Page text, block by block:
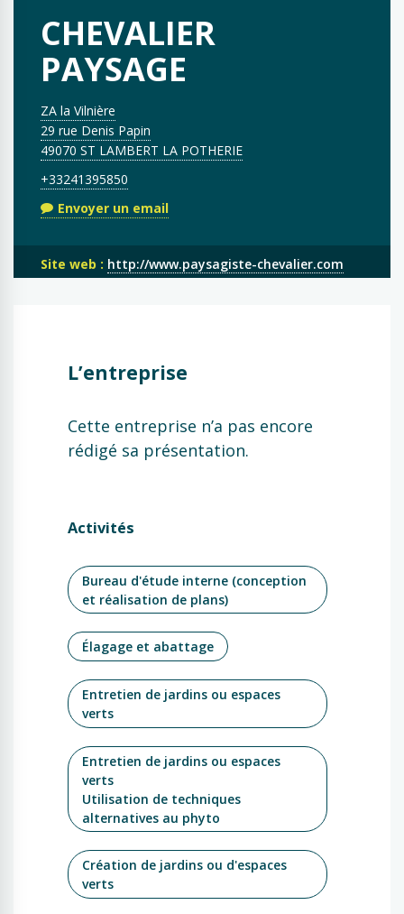
CHEVALIER
PAYSAGE
ZA la Vilnière
29 rue Denis Papin
49070 ST LAMBERT LA POTHERIE
+33241395850
Envoyer un email
Site web : http://www.paysagiste-chevalier.com
L’entreprise
Cette entreprise n’a pas encore
rédigé sa présentation.
Activités
Bureau d'étude interne (conception
et réalisation de plans)
Élagage et abattage
Entretien de jardins ou espaces
verts
Entretien de jardins ou espaces
verts
Utilisation de techniques
alternatives au phyto
Création de jardins ou d'espaces
verts